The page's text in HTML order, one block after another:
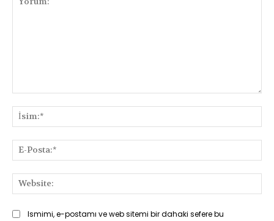
Ismimi, e-postamı ve web sitemi bir dahaki sefere bu